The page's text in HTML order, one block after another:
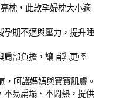
枕，此款孕婦枕大小適
期不適與壓力，提升睡
部負擔，讓哺乳更輕
呵護媽媽與寶寶肌膚。
易扁塌、不悶熱，提供